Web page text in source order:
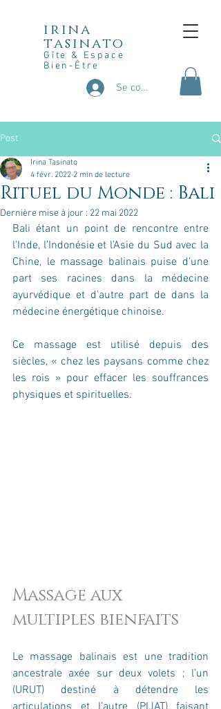
irina
tasinato
Gîte & Espace
Bien-Être
Se connecter
Post
Rituel du Monde : Bali
Irina Tasinato
4 févr. 2022 2 min de lecture
Dernière mise à jour : 22 mai 2022
Bali étant un point de rencontre entre
l’Inde, l’Indonésie et l’Asie du Sud avec la
Chine, le massage balinais puise d'une
part ses racines dans la médecine
ayurvédique et d'autre part de dans la
médecine énergétique chinoise.
Ce massage est utilisé depuis des
siècles, « chez les paysans comme chez
les rois » pour effacer les souffrances
physiques et spirituelles.
Massage aux
multiples bienfaits
Le massage balinais est une tradition
ancestrale axée sur deux volets ; l’un
(URUT) destiné à détendre les